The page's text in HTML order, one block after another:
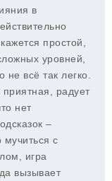
в
простой,
уровней,
не всё так легко.
радует
нет
–
мучиться с
игра
вызывает